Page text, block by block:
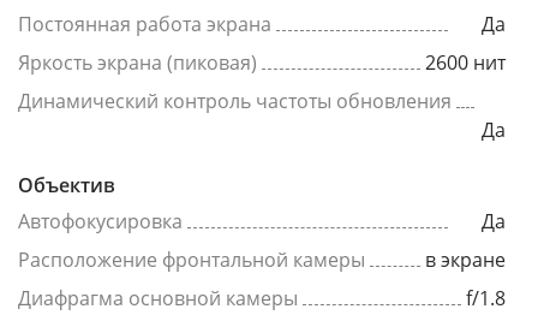
Постоянная работа экрана
Да
Яркость экрана (пиковая)
2600 нит
Динамический контроль частоты обновления
Да
Объектив
Автофокусировка
Да
Расположение фронтальной камеры
в экране
Диафрагма основной камеры
f/1.8